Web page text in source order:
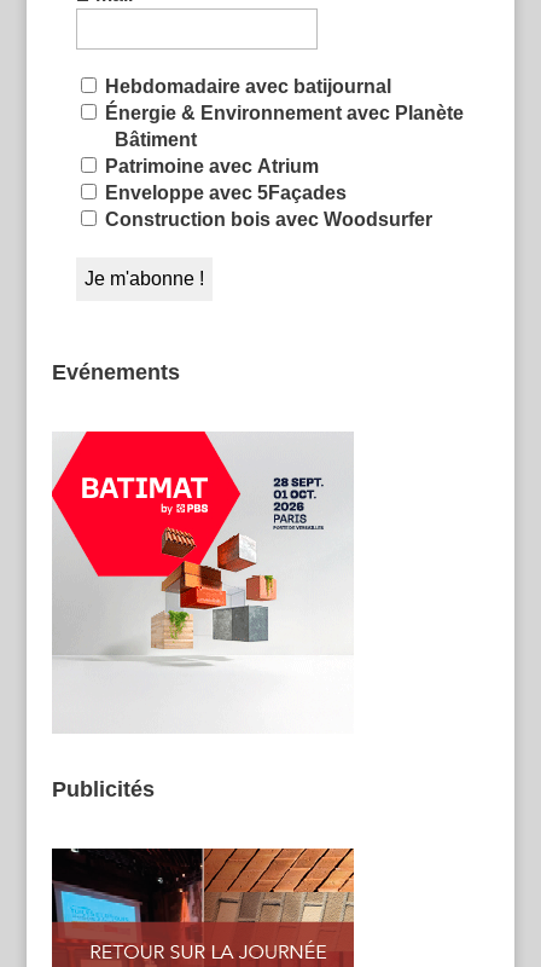
Hebdomadaire avec batijournal
Énergie & Environnement avec Planète
Bâtiment
Patrimoine avec Atrium
Enveloppe avec 5Façades
Construction bois avec Woodsurfer
Evénements
Publicités